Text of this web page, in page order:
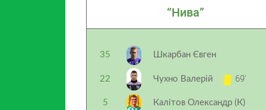
“Нива”
35 Шкарбан Євген
22 Чухно Валерій 69’
5 Калітов Олександр (К)